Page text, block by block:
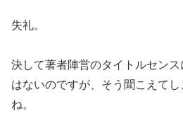
失礼。
決して著者陣営のタイトルセン
はないのですが、そう聞こえて
ね。